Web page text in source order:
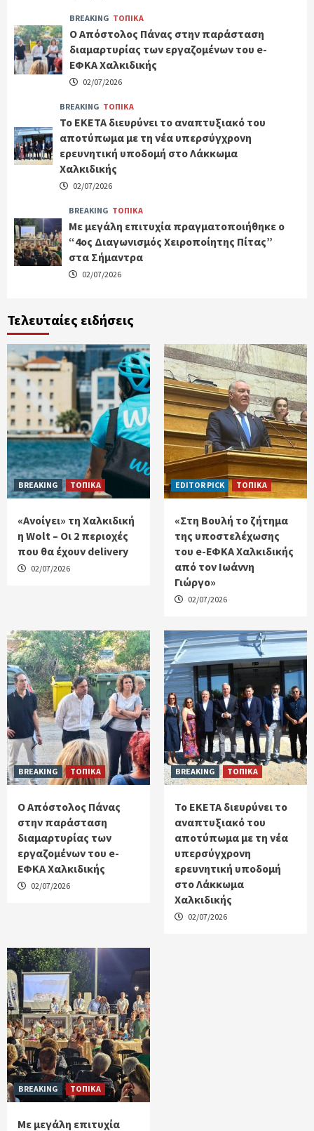
BREAKING ΤΟΠΙΚΑ
Ο Απόστολος Πάνας στην παράσταση
διαμαρτυρίας των εργαζομένων του e-
ΕΦΚΑ Χαλκιδικής
02/07/2026
BREAKING ΤΟΠΙΚΑ
Το ΕΚΕΤΑ διευρύνει το αναπτυξιακό του
αποτύπωμα με τη νέα υπερσύγχρονη
ερευνητική υποδομή στο Λάκκωμα
Χαλκιδικής
02/07/2026
BREAKING ΤΟΠΙΚΑ
Με μεγάλη επιτυχία πραγματοποιήθηκε ο
“4ος Διαγωνισμός Χειροποίητης Πίτας”
στα Σήμαντρα
02/07/2026
Τελευταίες ειδήσεις
BREAKING ΤΟΠΙΚΑ
«Ανοίγει» τη Χαλκιδική
η Wolt – Οι 2 περιοχές
που θα έχουν delivery
02/07/2026
EDITOR PICK ΤΟΠΙΚΑ
«Στη Βουλή το ζήτημα
της υποστελέχωσης
του e-ΕΦΚΑ Χαλκιδικής
από τον Ιωάννη
Γιώργο»
02/07/2026
BREAKING ΤΟΠΙΚΑ
Ο Απόστολος Πάνας
στην παράσταση
διαμαρτυρίας των
εργαζομένων του e-
ΕΦΚΑ Χαλκιδικής
02/07/2026
BREAKING ΤΟΠΙΚΑ
Το ΕΚΕΤΑ διευρύνει το
αναπτυξιακό του
αποτύπωμα με τη νέα
υπερσύγχρονη
ερευνητική υποδομή
στο Λάκκωμα
Χαλκιδικής
02/07/2026
BREAKING ΤΟΠΙΚΑ
Με μεγάλη επιτυχία